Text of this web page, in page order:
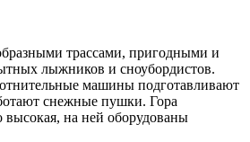
трассами, пригодными и
лыжников и сноубордистов.
машины подготавливают
снежные пушки. Гора
высокая, на ней оборудованы